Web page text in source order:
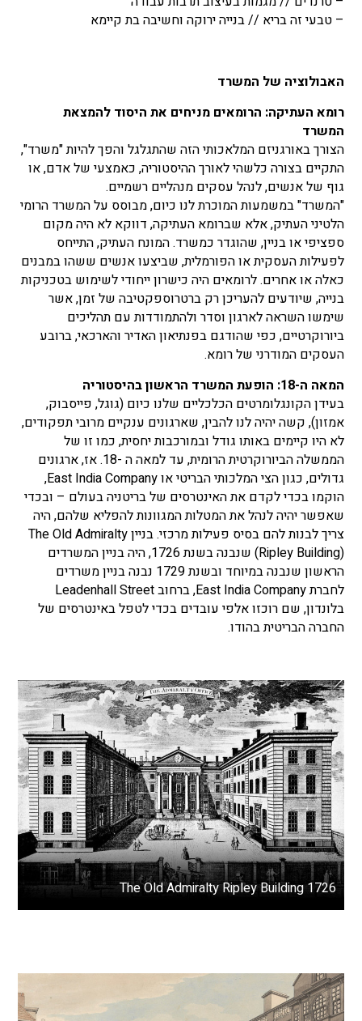
– טבעי זה בריא // בנייה ירוקה וחשיבה בת קיימא
האבולוציה של המשרד
רומא העתיקה: הרומאים מניחים את היסוד להמצאת
המשרד
הצורך באורגניזם המלאכותי הזה שהתגלגל והפך להיות "משרד",
התקיים בצורה כלשהי לאורך ההיסטוריה, כאמצעי של אדם, או
גוף של אנשים, לנהל עסקים מנהליים רשמיים.
"המשרד" במשמעות המוכרת לנו כיום, מבוסס על המשרד הרומי
הלטיני העתיק, אלא שברומא העתיקה, דווקא לא היה מקום
ספציפי או בניין, שהוגדר כמשרד. המונח העתיק, התייחס
לפעילות העסקית או הפורמלית, שביצעו אנשים ששהו במבנים
כאלה או אחרים. לרומאים היה כישרון ייחודי לשימוש בטכניקות
בנייה, שיודעים להעריכן רק ברטרוספקטיבה של זמן, אשר
שימשו השראה לארגון וסדר ולהתמודדות עם תהליכים
ביורוקרטיים, כפי שהודגם בפנתיאון האדיר והארכאי, ברובע
העסקים המודרני של רומא.
המאה ה-18: הופעת המשרד הראשון בהיסטוריה
בעידן הקונגלומרטים הכלכליים שלנו כיום (גוגל, פייסבוק,
אמזון), קשה יהיה לנו להבין, שארגונים ענקיים מרובי תפקודים,
לא היו קיימים באותו גודל ובמורכבות יחסית, כמו זו של
הממשלה הביורוקרטית הרומית, עד למאה ה -18. אז, ארגונים
גדולים, כגון הצי המלכותי הבריטי או East India Company,
הוקמו בכדי לקדם את האינטרסים של בריטניה בעולם – ובכדי
שאפשר יהיה לנהל את המטלות המגוונות להפליא שלהם, היה
צריך לבנות להם בסיס פעילות מרכזי. בניין The Old Admiralty
(Ripley Building) שנבנה בשנת 1726, היה בניין המשרדים
הראשון שנבנה במיוחד ובשנת 1729 נבנה בניין משרדים
לחברת East India Company, ברחוב Leadenhall Street
בלונדון, שם רוכזו אלפי עובדים בכדי לטפל באינטרסים של
החברה הבריטית בהודו.
1726 The Old Admiralty Ripley Building